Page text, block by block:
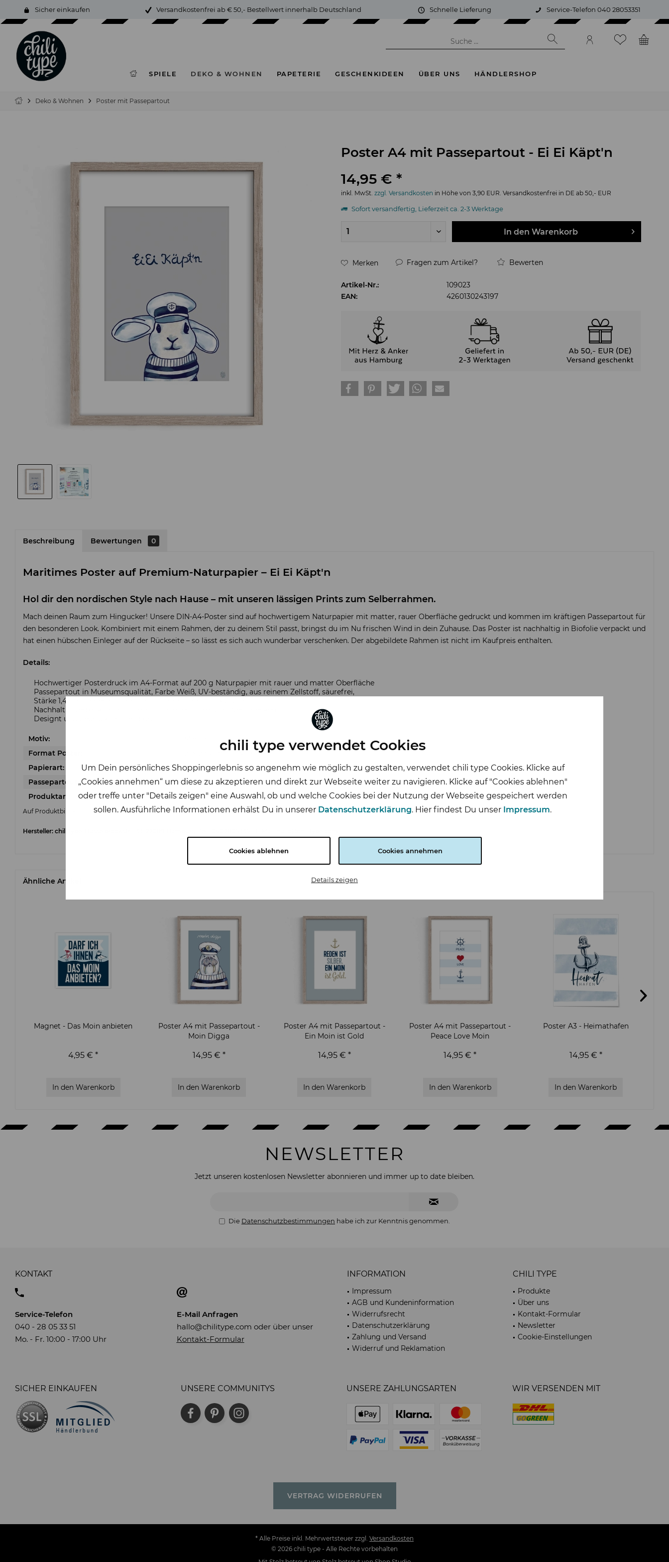
chili type verwendet Cookies
Um Dein persönliches Shoppingerlebnis so angenehm wie möglich zu gestalten, verwendet chili type Cookies. Klicke auf
„Cookies annehmen“ um diese zu akzeptieren und direkt zur Webseite weiter zu navigieren. Klicke auf "Cookies ablehnen"
oder treffe unter "Details zeigen" eine Auswahl, ob und welche Cookies bei der Nutzung der Webseite gespeichert werden
sollen. Ausführliche Informationen erhälst Du in unserer Datenschutzerklärung. Hier findest Du unser Impressum.
Cookies annehmen
Cookies ablehnen
Details zeigen
Sicher einkaufen Versandkostenfrei ab € 50,- Bestellwert innerhalb Deutschland Schnelle Lieferung Service-Telefon 040 28053351
SPIELE DEKO & WOHNEN PAPETERIE GESCHENKIDEEN ÜBER UNS HÄNDLERSHOP
Deko & Wohnen Poster mit Passepartout
Poster A4 mit Passepartout - Ei Ei Käpt'n
14,95 € *
inkl. MwSt. zzgl. Versandkosten in Höhe von 3,90 EUR. Versandkostenfrei in DE ab 50,- EUR
Sofort versandfertig, Lieferzeit ca. 2-3 Werktage
In den Warenkorb
Merken Fragen zum Artikel? Bewerten
Artikel-Nr.:
109023
EAN:
4260130243197
Beschreibung Bewertungen 0
Maritimes Poster auf Premium-Naturpapier – Ei Ei Käpt'n
Hol dir den nordischen Style nach Hause – mit unseren lässigen Prints zum Selberrahmen.
Mach deinen Raum zum Hingucker! Unsere DIN-A4-Poster sind auf hochwertigem Naturpapier mit matter, rauer Oberfläche gedruckt und kommen im kräftigen Passepartout für
den besonderen Look. Kombiniert mit einem Rahmen, der zu deinem Stil passt, bringst du im Nu frischen Wind in dein Zuhause. Das Poster ist nachhaltig in Biofolie verpackt und
hat einen hübschen Einleger auf der Rückseite – so lässt es sich auch wunderbar verschenken. Der abgebildete Rahmen ist nicht im Kaufpreis enthalten.
Details:
Hochwertiger Posterdruck im A4-Format auf 200 g Naturpapier mit rauer und matter Oberfläche
Passepartout in Museumsqualität, Farbe Weiß, UV-beständig, aus reinem Zellstoff, säurefrei,
Stärke 1,4 mm, Innenausschnitt mit Schrägschnitt 15 x 21,2 cm
Nachhaltig verpackt in Biofolie, mit Einleger – ideal zum Verschenken
Designt und gedruckt in Hamburg
Motiv:
Format Poster:
21 x 29,7 cm (DIN A4)
Papierart:
200 g kräftiges Naturpapier, matt
Passepartout:
1,4 mm, Farbe Weiß
Produktart:
Maritime Bilder
Auf Produktbildern abgebildetes Zubehör sowie Dekorationsartikel gehören nicht zum Lieferumfang.
Hersteller: chili type, Hasselbrookstr. 133, 22089 Hamburg, Tel.: 040 28053351, E-Mail: hallo@chilitype.com
Ähnliche Artikel
Magnet - Das Moin anbieten
4,95 € *
In den Warenkorb
Poster A4 mit Passepartout -
Moin Digga
14,95 € *
In den Warenkorb
Poster A4 mit Passepartout -
Ein Moin ist Gold
14,95 € *
In den Warenkorb
Poster A4 mit Passepartout -
Peace Love Moin
14,95 € *
In den Warenkorb
Poster A3 - Heimathafen
14,95 € *
In den Warenkorb
NEWSLETTER
Jetzt unseren kostenlosen Newsletter abonnieren und immer up to date bleiben.
Die Datenschutzbestimmungen habe ich zur Kenntnis genommen.
KONTAKT
Service-Telefon
040 - 28 05 33 51
Mo. - Fr. 10:00 - 17:00 Uhr
E-Mail Anfragen
hallo@chilitype.com oder über unser
Kontakt-Formular
INFORMATION
Impressum
AGB und Kundeninformation
Widerrufsrecht
Datenschutzerklärung
Zahlung und Versand
Widerruf und Reklamation
CHILI TYPE
Produkte
Über uns
Kontakt-Formular
Newsletter
Cookie-Einstellungen
SICHER EINKAUFEN UNSERE COMMUNITYS UNSERE ZAHLUNGSARTEN WIR VERSENDEN MIT
VERTRAG WIDERRUFEN
* Alle Preise inkl. Mehrwertsteuer zzgl. Versandkosten
© 2026 chili type - Alle Rechte vorbehalten